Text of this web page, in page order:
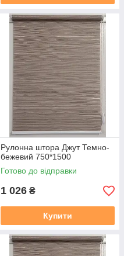
Рулонна штора Джут Темно-
бежевий 750*1500
Готово до відправки
1 026 ₴
Купити